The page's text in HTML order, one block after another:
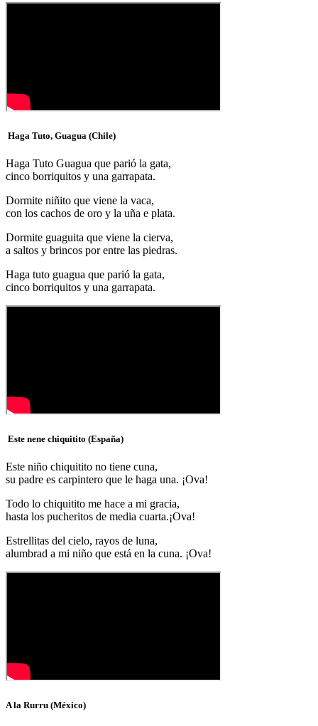
Haga Tuto, Guagua (Chile)
Haga Tuto Guagua que parió la gata,
cinco borriquitos y una garrapata.
Dormite niñito que viene la vaca,
con los cachos de oro y la uña e plata.
Dormite guaguita que viene la cierva,
a saltos y brincos por entre las piedras.
Haga tuto guagua que parió la gata,
cinco borriquitos y una garrapata.
Este nene chiquitito (España)
Este niño chiquitito no tiene cuna,
su padre es carpintero que le haga una. ¡Ova!
Todo lo chiquitito me hace a mi gracia,
hasta los pucheritos de media cuarta.¡Ova!
Estrellitas del cielo, rayos de luna,
alumbrad a mi niño que está en la cuna. ¡Ova!
A la Rurru (México)